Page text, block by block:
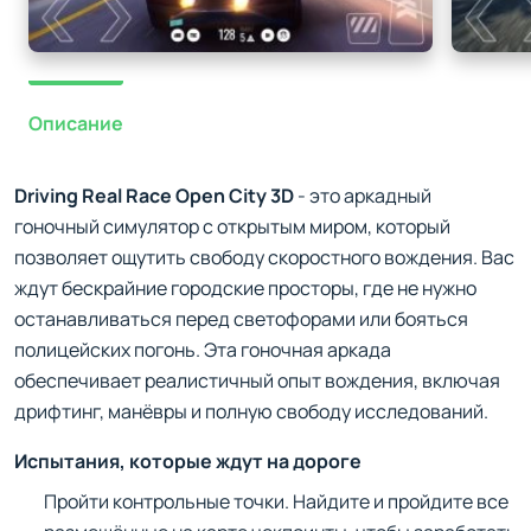
Описание
Driving Real Race Open City 3D- это аркадный
гоночный симулятор с открытым миром, который
позволяет ощутить свободу скоростного вождения. Вас
ждут бескрайние городские просторы, где не нужно
останавливаться перед светофорами или бояться
полицейских погонь. Эта гоночная аркада
обеспечивает реалистичный опыт вождения, включая
дрифтинг, манёвры и полную свободу исследований.
Испытания, которые ждут на дороге
Пройти контрольные точки. Найдите и пройдите все